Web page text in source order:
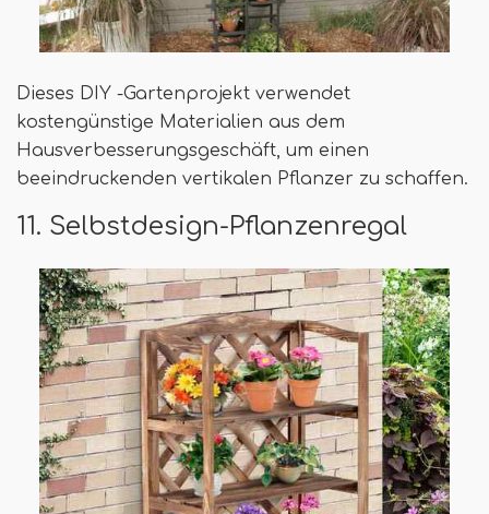
Dieses DIY -Gartenprojekt verwendet
kostengünstige Materialien aus dem
Hausverbesserungsgeschäft, um einen
beeindruckenden vertikalen Pflanzer zu schaffen.
11. Selbstdesign-Pflanzenregal